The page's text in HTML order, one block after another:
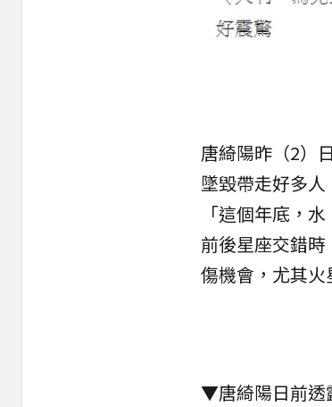
唐綺陽昨（2）
墜毀帶走好多
「這個年底，
前後星座交錯
傷機會，尤其火
▼唐綺陽日前透